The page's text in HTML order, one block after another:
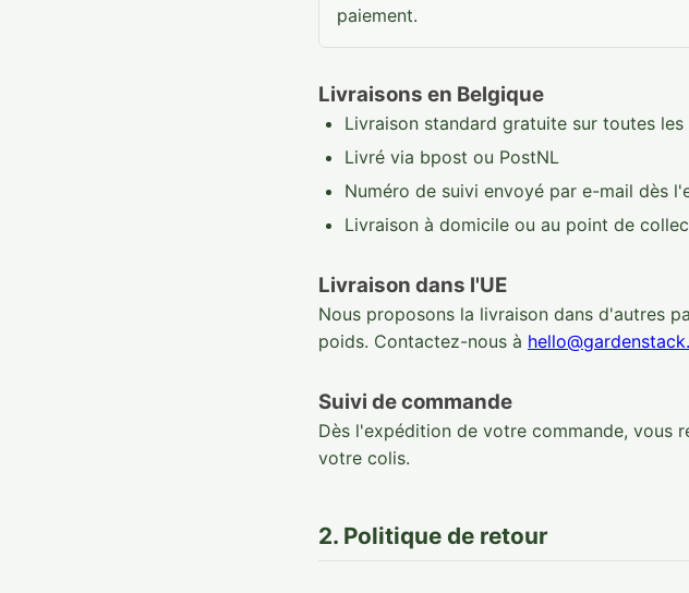
paiement.
Livraisons en Belgique
Livraison standard gratuite sur toutes
Livré via bpost ou PostNL
Numéro de suivi envoyé par e-mail dès
Livraison à domicile ou au point de
Livraison dans l'UE
Nous proposons la livraison dans d'autres
poids. Contactez-nous à
Suivi de commande
Dès l'expédition de votre commande, vous
votre colis.
2. Politique de retour